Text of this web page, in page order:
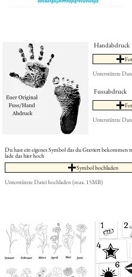
Handabdruck
Fussabdruck
Du hast ein eigenes Symbol das du Graviert bekommen
lade das hier hoch
Symbol hochladen
Unterstützte Datei hochladen (max. 15MB)